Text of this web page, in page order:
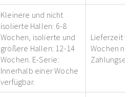
Kleinere und nicht
isolierte Hallen: 6-8
Wochen, isolierte und
größere Hallen: 12-14
Wochen. E-Serie:
Innerhalb einer Woche
verfügbar.
Lieferzeit
Wochen